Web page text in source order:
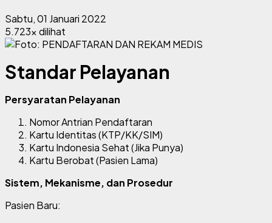
Sabtu, 01 Januari 2022
5.723x dilihat
Standar Pelayanan
Persyaratan Pelayanan
Nomor Antrian Pendaftaran
Kartu Identitas (KTP/KK/SIM)
Kartu Indonesia Sehat (Jika Punya)
Kartu Berobat (Pasien Lama)
Sistem, Mekanisme, dan Prosedur
Pasien Baru: